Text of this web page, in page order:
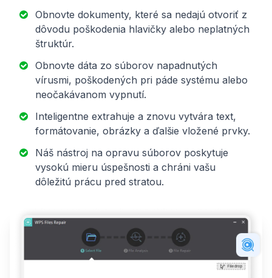
Obnovte dokumenty, které sa nedajú otvoriť z
dôvodu poškodenia hlavičky alebo neplatných
štruktúr.
Obnovte dáta zo súborov napadnutých
vírusmi, poškodených pri páde systému alebo
neočakávanom vypnutí.
Inteligentne extrahuje a znovu vytvára text,
formátovanie, obrázky a ďalšie vložené prvky.
Náš nástroj na opravu súborov poskytuje
vysokú mieru úspešnosti a chráni vašu
dôležitú prácu pred stratou.